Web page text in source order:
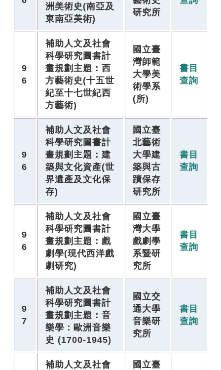
洲美術史(南亞及
東南亞美術)
研究所
9
6
補助人文及社會
科學研究圖書計
畫規劃主題：西
方藝術史(十五世
紀至十七世紀西
方藝術)
國立臺
灣師範
大學美
術學系
(所)
書目
查詢
9
6
補助人文及社會
科學研究圖書計
畫規劃主題：建
築與文化資產(世
界遺產及文化保
存)
國立臺
北藝術
大學建
築與古
蹟保存
研究所
書目
查詢
9
6
補助人文及社會
科學研究圖書計
畫規劃主題：戲
劇學(現代西洋戲
劇研究)
國立臺
灣大學
戲劇學
系暨研
究所
書目
查詢
9
7
補助人文及社會
科學研究圖書計
畫規劃主題：音
樂學：歐洲音樂
史 (1700-1945)
國立交
通大學
音樂研
究所
書目
查詢
補助人文及社會
國立臺